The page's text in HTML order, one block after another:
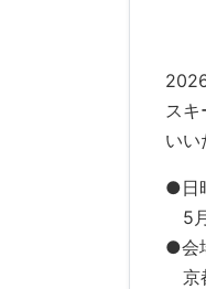
ス
いい
●日
5
●会
京